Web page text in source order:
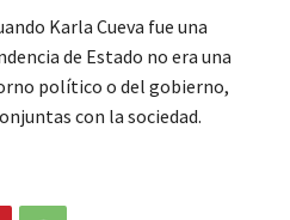
Karla Cueva fue una
de Estado no era una
político o del gobierno,
con la sociedad.